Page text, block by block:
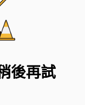
後再試